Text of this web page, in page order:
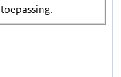
toepassing.